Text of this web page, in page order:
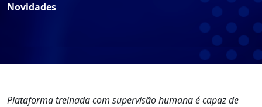
Novidades
Plataforma treinada com supervisão humana é capaz de